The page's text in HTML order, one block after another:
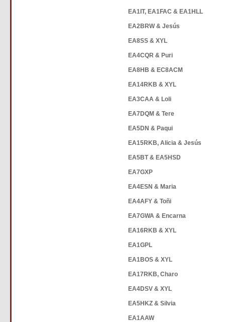
EA1IT, EA1FAC & EA1HLL
EA2BRW & Jesús
EA8SS & XYL
EA4CQR & Puri
EA8HB & EC8ACM
EA14RKB & XYL
EA3CAA & Loli
EA7DQM & Tere
EA5DN & Paqui
EA15RKB, Alicia & Jesús
EA5BT & EA5HSD
EA7GXP
EA4ESN & Maria
EA4AFY & Toñi
EA7GWA & Encarna
EA16RKB & XYL
EA1GPL
EA1BOS & XYL
EA17RKB, Charo
EA4DSV & XYL
EA5HKZ & Silvia
EA1AAW